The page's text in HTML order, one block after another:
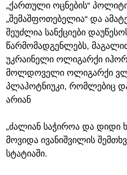
„ქართული ოცნების“
„შემაშფოთებელია“ და
შეუძლია სანქციები
წარმომადგენლებს,
უკრაინელი ოლიგარქი
მოლდოველი ოლიგარქი
პლაჰოტნიუკი, რომლებიც
არიან
„ძალიან საჭიროა და დიდი
მოვიდა ივანიშვილის
სტატიაში.